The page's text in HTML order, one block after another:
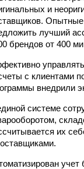
и
Опытные
лучший
брендов от 400
с клиентами
внедрили
системе
их